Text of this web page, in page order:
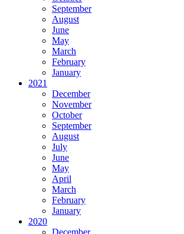
September
August
June
May
March
February
January
2021
December
November
October
September
August
July
June
May
April
March
February
January
2020
December